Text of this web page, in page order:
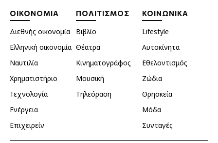
ΟΙΚΟΝΟΜΙΑ
Διεθνής οικονομία
Ελληνική οικονομία
Ναυτιλία
Χρηματιστήριο
Τεχνολογία
Ενέργεια
Επιχειρείν
ΠΟΛΙΤΙΣΜΟΣ
Βιβλίο
Θέατρα
Κινηματογράφος
Μουσική
Τηλεόραση
ΚΟΙΝΩΝΙΚΑ
Lifestyle
Αυτοκίνητα
Εθελοντισμός
Ζώδια
Θρησκεία
Μόδα
Συνταγές